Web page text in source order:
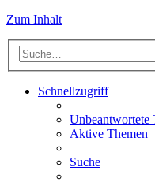
Zum Inhalt
Schnellzugriff
Unbeantwortete
Aktive Themen
Suche